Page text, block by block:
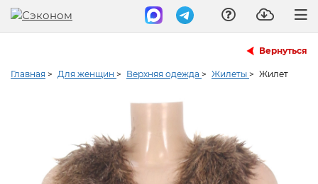
Вернуться
Главная > Для женщин > Верхняя одежда > Жилеты > Жилет